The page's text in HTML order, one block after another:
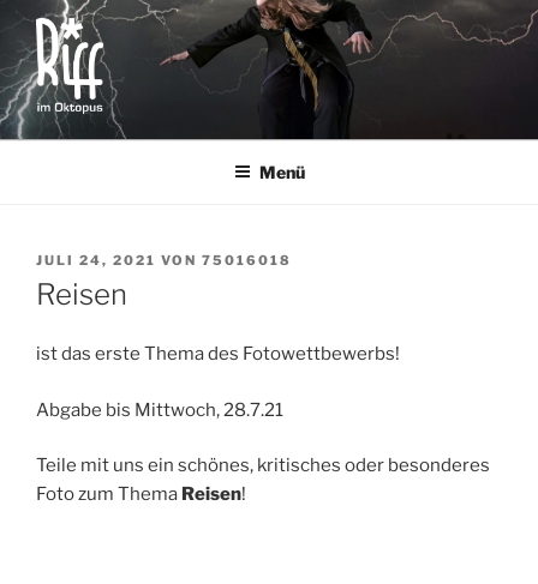
Zum
Inhalt
springen
RIFF IM OKTOPUS
für alle von 8 bis 14 Jahren
Menü
VERÖFFENTLICHT
AM
JULI 24, 2021 VON 75016018
Reisen
ist das erste Thema des Fotowettbewerbs!
Abgabe bis Mittwoch, 28.7.21
Teile mit uns ein schönes, kritisches oder besonderes
Foto zum Thema Reisen!